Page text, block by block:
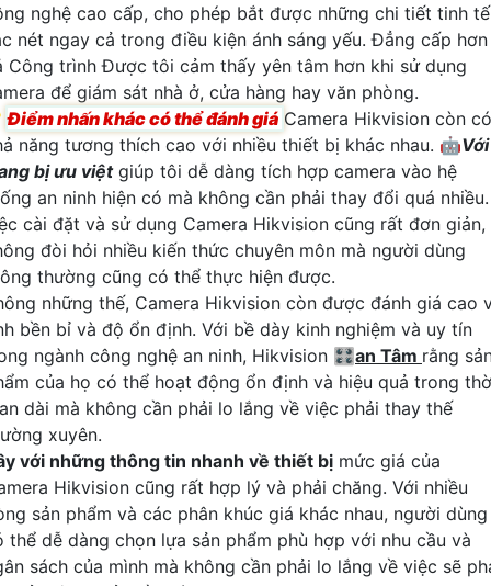
nghệ cao cấp, cho phép bắt được những chi tiết tinh
nét ngay cả trong điều kiện ánh sáng yếu. Đẳng cấp hơn
Công trình Được tôi cảm thấy yên tâm hơn khi sử dụng
để giám sát nhà ở, cửa hàng hay văn phòng.
Điểm nhấn khác có thể đánh giá Camera Hikvision còn có
năng tương thích cao với nhiều thiết bị khác nhau. 🤖️Với
bị ưu việtgiúp tôi dễ dàng tích hợp camera vào hệ
an ninh hiện có mà không cần phải thay đổi quá nhiều.
cài đặt và sử dụng Camera Hikvision cũng rất đơn giản,
đòi hỏi nhiều kiến thức chuyên môn mà người dùng
thường cũng có thể thực hiện được.
những thế, Camera Hikvision còn được đánh giá cao
bền bỉ và độ ổn định. Với bề dày kinh nghiệm và uy tín
ngành công nghệ an ninh, Hikvision 🎛an Tâm rằng
của họ có thể hoạt động ổn định và hiệu quả trong
dài mà không cần phải lo lắng về việc phải thay thế
xuyên.
với những thông tin nhanh về thiết bị mức giá của
Hikvision cũng rất hợp lý và phải chăng. Với nhiều
sản phẩm và các phân khúc giá khác nhau, người dùng
thể dễ dàng chọn lựa sản phẩm phù hợp với nhu cầu và
sách của mình mà không cần phải lo lắng về việc sẽ